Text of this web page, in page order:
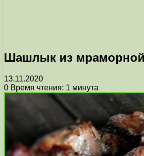
Шашлык из
13.11.2020
0 Время чтения: 1 минута